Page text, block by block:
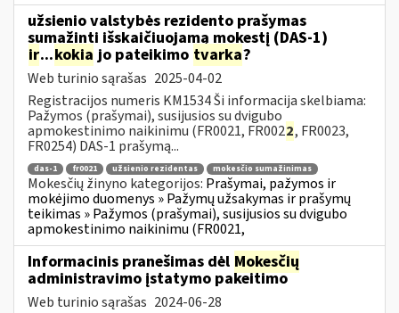
užsienio valstybės rezidento prašymas
sumažinti išskaičiuojamą mokestį (DAS-1)
ir...kokia jo pateikimo tvarka?
Web turinio sąrašas 2025-04-02
Registracijos numeris KM1534 Ši informacija skelbiama:
Pažymos (prašymai), susijusios su dvigubo
apmokestinimo naikinimu (FR0021, FR0022, FR0023,
FR0254) DAS-1 prašymą...
das-1 fr0021 užsienio rezidentas mokesčio sumažinimas
Mokesčių žinyno kategorijos: Prašymai, pažymos ir
mokėjimo duomenys » Pažymų užsakymas ir prašymų
teikimas » Pažymos (prašymai), susijusios su dvigubo
apmokestinimo naikinimu (FR0021,
Informacinis pranešimas dėl Mokesčių
administravimo įstatymo pakeitimo
Web turinio sąrašas 2024-06-28